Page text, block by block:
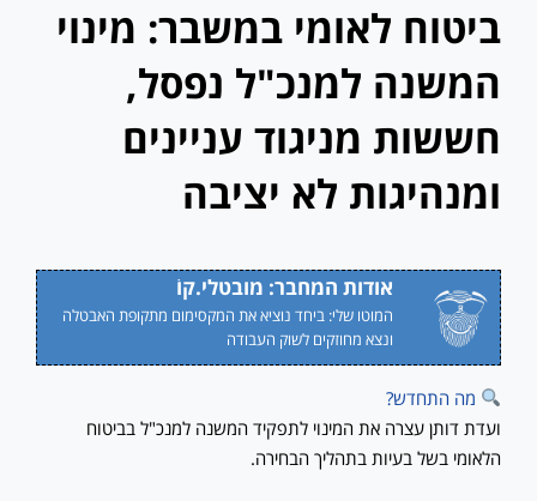
ביטוח לאומי במשבר: מינוי
המשנה למנכ"ל נפסל,
חששות מניגוד עניינים
ומנהיגות לא יציבה
אודות המחבר: מובטלי.קוֹ
המוטו שלי: ביחד נוציא את המקסימום מתקופת האבטלה
ונצא מחוזקים לשוק העבודה
מה התחדש?
ועדת דותן עצרה את המינוי לתפקיד המשנה למנכ"ל בביטוח
הלאומי בשל בעיות בתהליך הבחירה.